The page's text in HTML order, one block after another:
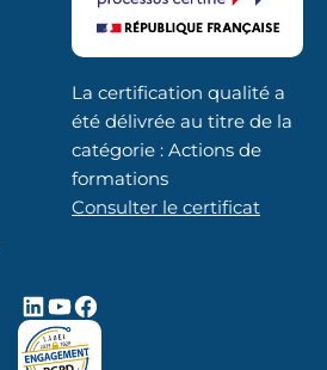
La certification qualité a
été délivrée au titre de la
catégorie : Actions de
formations
Consulter le certificat